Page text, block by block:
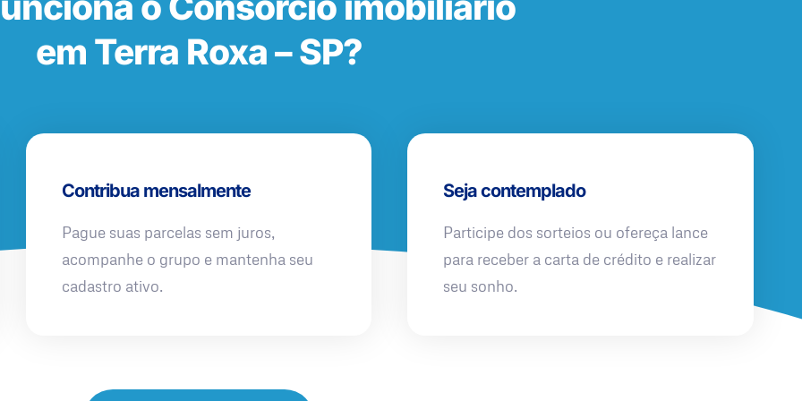
em Terra Roxa – SP?
Contribua mensalmente
Pague suas parcelas sem juros,
acompanhe o grupo e mantenha seu
cadastro ativo.
Seja contemplado
Participe dos sorteios ou ofereça lance
para receber a carta de crédito e realizar
seu sonho.